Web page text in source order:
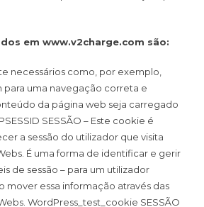
em www.v2charge.com são:
necessários como, por exemplo,
para uma navegação correta e
da página web seja carregado
SESSÃO – Este cookie é
a sessão do utilizador que visita
É uma forma de identificar e gerir
de sessão – para um utilizador
mover essa informação através das
WordPress_test_cookie SESSÃO